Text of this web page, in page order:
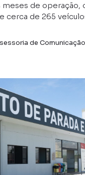
de operação,
cerca de 265
de